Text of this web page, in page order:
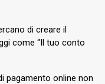
di creare il
come “Il tuo conto
pagamento online non